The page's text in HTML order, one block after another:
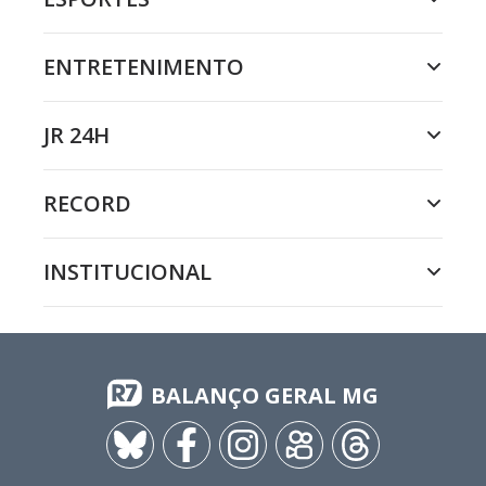
ENTRETENIMENTO
JR 24H
RECORD
INSTITUCIONAL
BALANÇO GERAL MG